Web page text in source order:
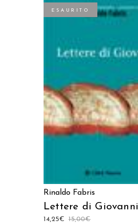
ESAURITO
LEGGI TUTTO
Rinaldo Fabris
Lettere di Giovanni
15,00€
14,25€